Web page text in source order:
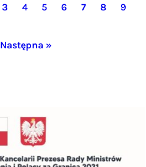
3 4 5 6 7 8 9
Następna »